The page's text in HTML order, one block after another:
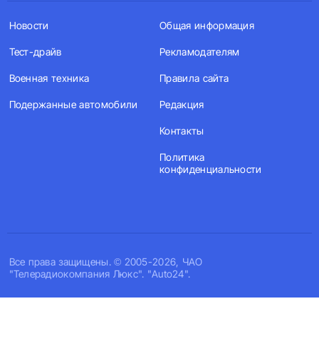
Все права защищены. © 2005-2026, ЧАО
"Телерадиокомпания Люкс". "Auto24".
Новости
Тест-драйв
Военная техника
Подержанные автомобили
Общая информация
Рекламодателям
Правила сайта
Редакция
Контакты
Политика
конфиденциальности